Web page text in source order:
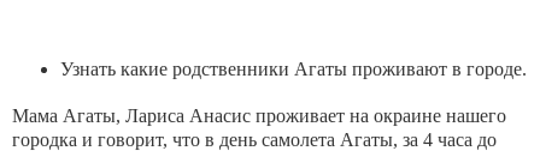
Узнать какие родственники Агаты проживают в городе.
Мама Агаты, Лариса Анасис проживает на окраине нашего
городка и говорит, что в день самолета Агаты, за 4 часа до